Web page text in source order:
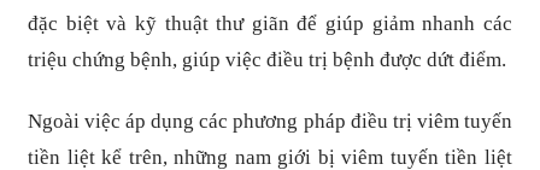
đặc biệt và kỹ thuật thư giãn để giúp giảm nhanh các
triệu chứng bệnh, giúp việc điều trị bệnh được dứt điểm.
Ngoài việc áp dụng các phương pháp điều trị viêm tuyến
tiền liệt kể trên, những nam giới bị viêm tuyến tiền liệt